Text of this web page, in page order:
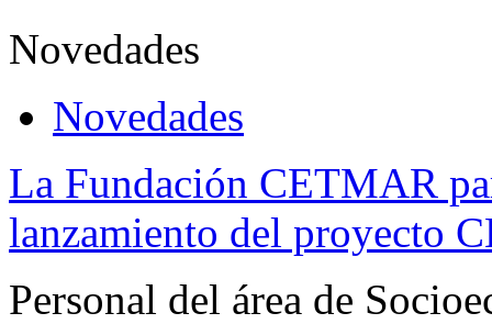
Novedades
Novedades
La Fundación CETMAR
lanzamiento del proyecto
Personal del área de